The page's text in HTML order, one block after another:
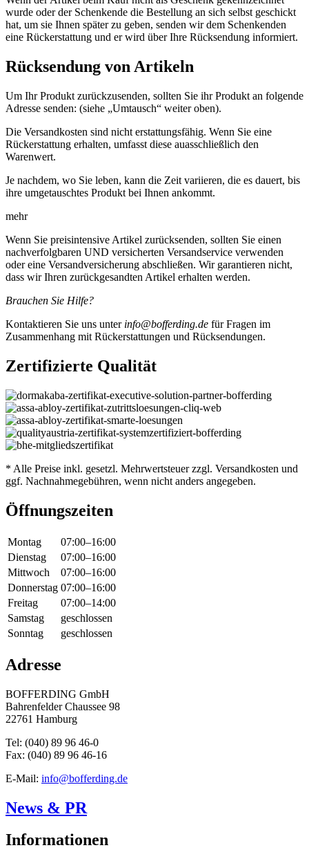
wurde oder der Schenkende die Bestellung an sich selbst geschickt
hat, um sie Ihnen später zu geben, senden wir dem Schenkenden
eine Rückerstattung und er wird über Ihre Rücksendung informiert.
Rücksendung von Artikeln
Um Ihr Produkt zurückzusenden, sollten Sie ihr Produkt an folgende
Adresse senden: (siehe „Umtausch“ weiter oben).
Die Versandkosten sind nicht erstattungsfähig. Wenn Sie eine
Rückerstattung erhalten, umfasst diese auasschließlich den
Warenwert.
Je nachdem, wo Sie leben, kann die Zeit variieren, die es dauert, bis
ihre umgetauschtes Produkt bei Ihnen ankommt.
mehr
Wenn Sie preisintensive Artikel zurücksenden, sollten Sie einen
nachverfolgbaren UND versicherten Versandservice verwenden
oder eine Versandversicherung abschließen. Wir garantieren nicht,
dass wir Ihren zurückgesandten Artikel erhalten werden.
Brauchen Sie Hilfe?
Kontaktieren Sie uns unter info@bofferding.de für Fragen im
Zusammenhang mit Rückerstattungen und Rücksendungen.
Zertifizierte Qualität
* Alle Preise inkl. gesetzl. Mehrwertsteuer zzgl. Versandkosten und
ggf. Nachnahmegebühren, wenn nicht anders angegeben.
Öffnungszeiten
Montag
07:00–16:00
Dienstag
07:00–16:00
Mittwoch
07:00–16:00
Donnerstag 07:00–16:00
Freitag
07:00–14:00
Samstag
geschlossen
Sonntag
geschlossen
Adresse
BOFFERDING GmbH
Bahrenfelder Chaussee 98
22761 Hamburg
Tel: (040) 89 96 46-0
Fax: (040) 89 96 46-16
E-Mail: info@bofferding.de
News & PR
Informationen